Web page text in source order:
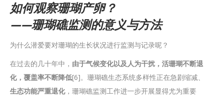
如何观察珊瑚产卵？
——珊瑚礁监测的意义与方法
为什么潜爱要对珊瑚的生长状况进行监测与记录呢？
在过去的几十年中， 由于气候变化以及人为干扰，活珊瑚不断退
化，覆盖率不断降低[6]。珊瑚礁生态系统多样性正在急剧缩减、
生态功能严重退化，珊瑚礁监测工作进一步开展显得尤为重要